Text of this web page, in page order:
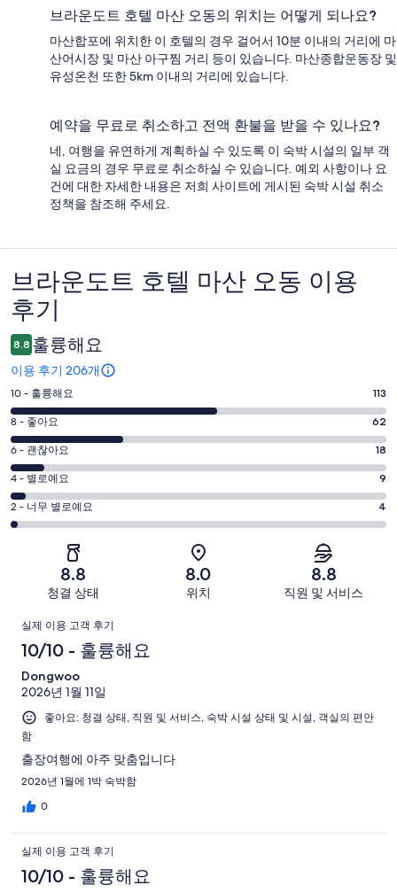
브라운도트 호텔 마산 오동의 위치는 어떻게 되나요?
마산합포에 위치한 이 호텔의 경우 걸어서 10분 이내의 거리에 마
산어시장 및 마산 아구찜 거리 등이 있습니다. 마산종합운동장 및
유성온천 또한 5km 이내의 거리에 있습니다.
예약을 무료로 취소하고 전액 환불을 받을 수 있나요?
네, 여행을 유연하게 계획하실 수 있도록 이 숙박 시설의 일부 객
실 요금의 경우 무료로 취소하실 수 있습니다. 예외 사항이나 요
건에 대한 자세한 내용은 저희 사이트에 게시된 숙박 시설 취소
정책을 참조해 주세요.
이
용
후
기
브라운도트 호텔 마산 오동 이용
후기
8.8 훌륭해요
이용 후기 206개
평
점
10
-
훌
륭
해
요.
후
기
113
10 - 훌륭해요 113
평
점
8
-
좋
아
후
중
62
개
8 - 좋아요 62
평
점
6
-
괜
개
이
후
기
중
개
6 - 괜찮아요 18
평
점
4
206
개
이
용
후
기
개
4 - 별로예요 9
평
점
별
로
요.
206
개
이
용
후
중
4
개
2 - 너무 별로예요 4
8.8
청결 상태
8.0
위치
8.8
직원 및 서비스
이
용
후
기
실제 이용 고객 후기
10/10 - 훌륭해요
Dongwoo
2026년 1월 11일
좋아요: 청결 상태, 직원 및 서비스, 숙박 시설 상태 및 시설, 객실의 편안
함
출장여행에 아주 맞춤입니다
2026년 1월에 1박 숙박함
0
실제 이용 고객 후기
10/10 - 훌륭해요